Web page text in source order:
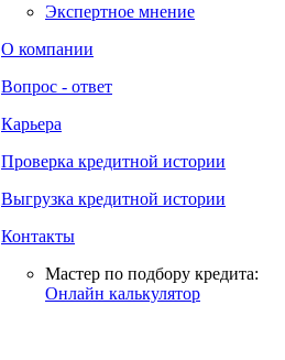
Экспертное мнение
О компании
Вопрос - ответ
Карьера
Проверка кредитной истории
Выгрузка кредитной истории
Контакты
Мастер по подбору кредита:
Онлайн калькулятор